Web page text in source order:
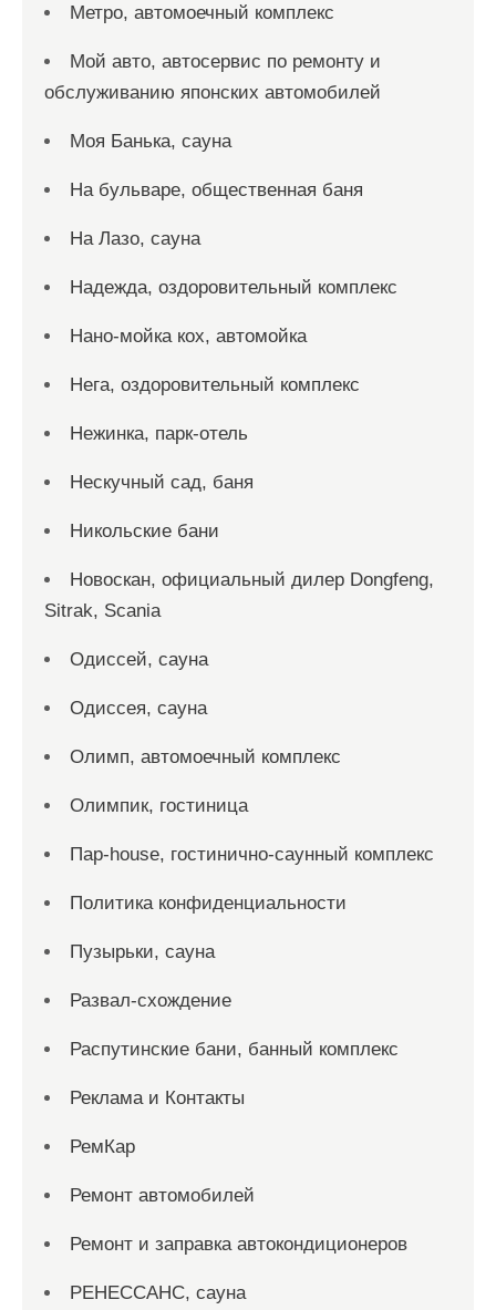
Метро, автомоечный комплекс
Мой авто, автосервис по ремонту и
обслуживанию японских автомобилей
Моя Банька, сауна
На бульваре, общественная баня
На Лазо, сауна
Надежда, оздоровительный комплекс
Нано-мойка кох, автомойка
Нега, оздоровительный комплекс
Нежинка, парк-отель
Нескучный сад, баня
Никольские бани
Новоcкан, официальный дилер Dongfeng,
Sitrak, Scania
Одиссей, сауна
Одиссея, сауна
Олимп, автомоечный комплекс
Олимпик, гостиница
Пар-house, гостинично-саунный комплекс
Политика конфиденциальности
Пузырьки, сауна
Развал-схождение
Распутинские бани, банный комплекс
Реклама и Контакты
РемКар
Ремонт автомобилей
Ремонт и заправка автокондиционеров
РЕНЕССАНС, сауна